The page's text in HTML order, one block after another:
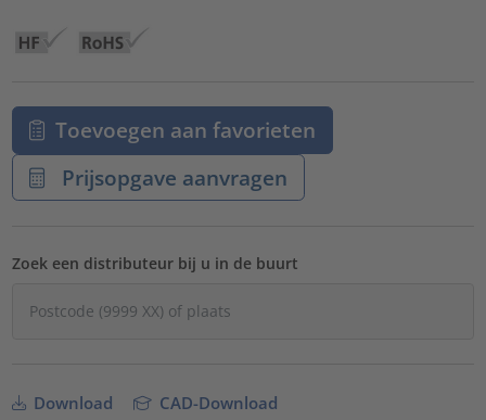
Toevoegen aan favorieten
Prijsopgave aanvragen
Zoek een distributeur bij u in de buurt
Download CAD-Download